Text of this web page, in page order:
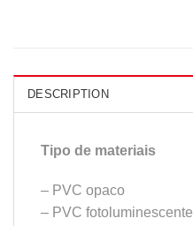
DESCRIPTION
Tipo de materiais
– PVC opaco
– PVC fotoluminescente